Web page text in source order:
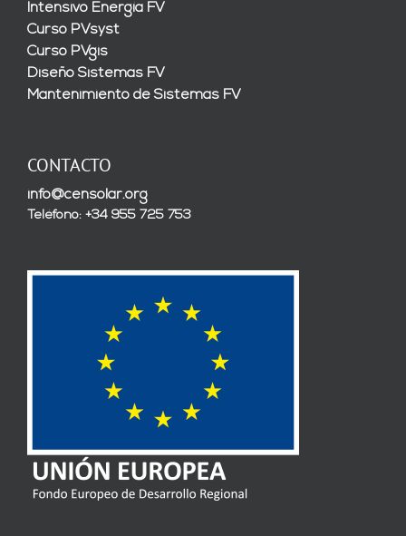
Intensivo Energía FV
Curso PVsyst
Curso PVgis
Diseño Sistemas FV
Mantenimiento de Sistemas FV
CONTACTO
info@censolar.org
Teléfono: +34 955 725 753